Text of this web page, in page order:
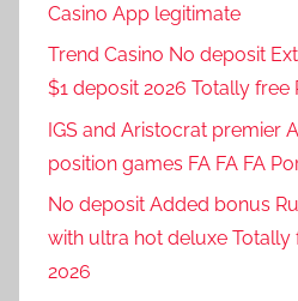
Casino App legitimate
Trend Casino No deposit
$1 deposit 2026 Totally free
IGS and Aristocrat premier
position games FA FA FA
No deposit Added bonus
with ultra hot deluxe Totally
2026